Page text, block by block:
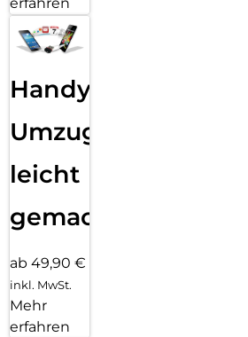
Handy
Umzug
leicht
gemacht!
ab 49,90 €
inkl. MwSt.
Mehr
erfahren